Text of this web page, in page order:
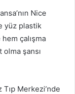
Nice
yüz plastik
çalışma
şansı
Merkezi’nde